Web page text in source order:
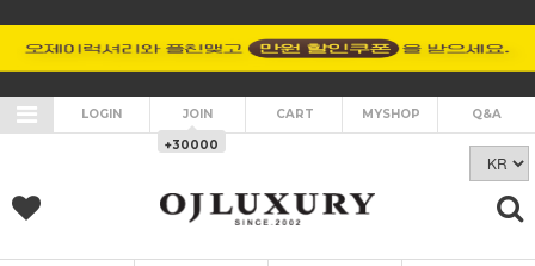
LOGIN JOIN
+30000
CART MYSHOP Q&A